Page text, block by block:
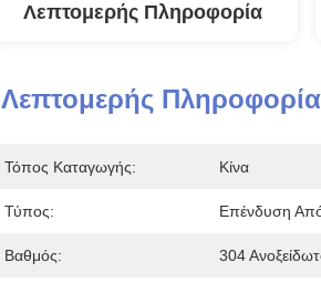
Λεπτομερής Πληροφορία
Λεπτομερής Πληροφορία
Τόπος Καταγωγής: Κίνα
Τύπος: Επένδυση
Βαθμός: 304